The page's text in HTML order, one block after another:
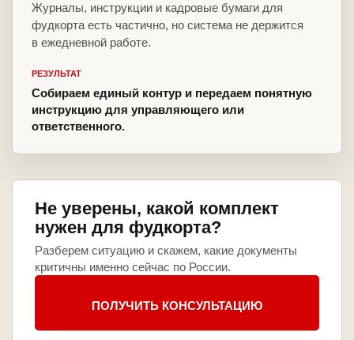
Журналы, инструкции и кадровые бумаги для
фудкорта есть частично, но система не держится
в ежедневной работе.
РЕЗУЛЬТАТ
Собираем единый контур и передаем понятную
инструкцию для управляющего или
ответственного.
Не уверены, какой комплект
нужен для фудкорта?
Разберем ситуацию и скажем, какие документы
критичны именно сейчас по России.
ПОЛУЧИТЬ КОНСУЛЬТАЦИЮ